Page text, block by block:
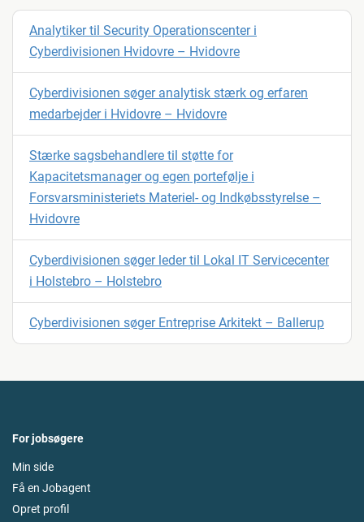
Analytiker til Security Operationscenter i
Cyberdivisionen Hvidovre – Hvidovre
Cyberdivisionen søger analytisk stærk og erfaren
medarbejder i Hvidovre – Hvidovre
Stærke sagsbehandlere til støtte for
Kapacitetsmanager og egen portefølje i
Forsvarsministeriets Materiel- og Indkøbsstyrelse –
Hvidovre
Cyberdivisionen søger leder til Lokal IT Servicecenter
i Holstebro – Holstebro
Cyberdivisionen søger Entreprise Arkitekt – Ballerup
For jobsøgere
Min side
Få en Jobagent
Opret profil